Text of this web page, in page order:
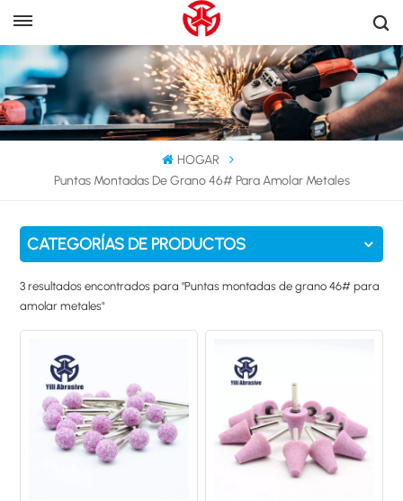
HOGAR
Puntas Montadas De Grano 46# Para Amolar Metales
CATEGORÍAS DE PRODUCTOS
3 resultados encontrados para "Puntas montadas de grano 46# para
amolar metales"